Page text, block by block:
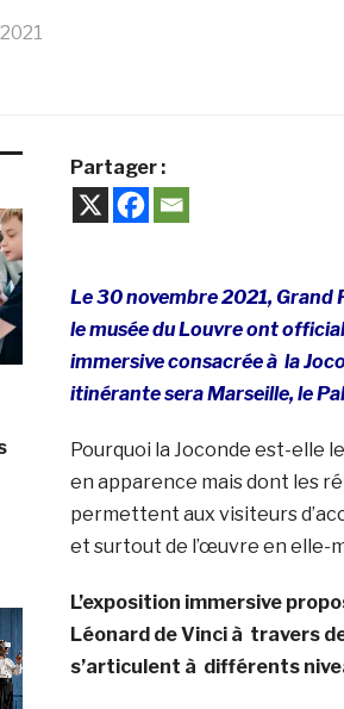
Partager :
Le 30 novembre 2021, Grand
le musée du Louvre ont
immersive consacrée à la
itinérante sera Marseille, le
Pourquoi la Joconde est-elle
en apparence mais dont les
permettent aux visiteurs
et surtout de l’œuvre en elle-
L’exposition immersive
Léonard de Vinci à travers
s’articulent à différents